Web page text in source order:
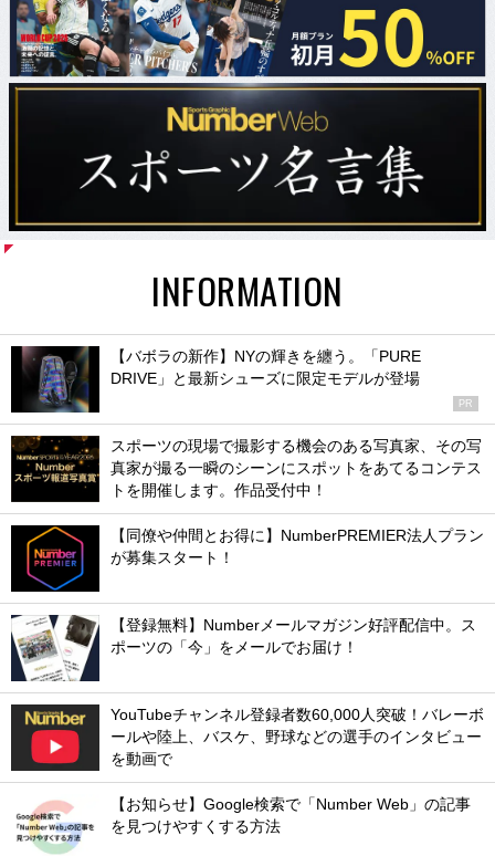
INFORMATION
【バボラの新作】NYの輝きを纏う。「PURE
DRIVE」と最新シューズに限定モデルが登場
PR
スポーツの現場で撮影する機会のある写真家、その写
真家が撮る一瞬のシーンにスポットをあてるコンテス
トを開催します。作品受付中！
【同僚や仲間とお得に】NumberPREMIER法人プラン
が募集スタート！
【登録無料】Numberメールマガジン好評配信中。ス
ポーツの「今」をメールでお届け！
YouTubeチャンネル登録者数60,000人突破！バレーボ
ールや陸上、バスケ、野球などの選手のインタビュー
を動画で
【お知らせ】Google検索で「Number Web」の記事
を見つけやすくする方法